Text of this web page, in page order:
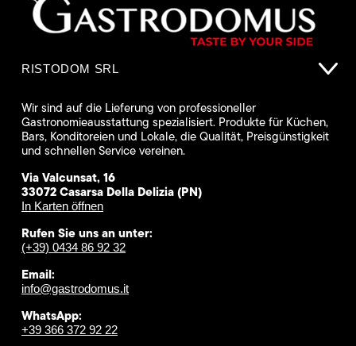
RISTODOM SRL
Wir sind auf die Lieferung von professioneller
Gastronomieausstattung spezialisiert. Produkte für Küchen,
Bars, Konditoreien und Lokale, die Qualität, Preisgünstigkeit
und schnellen Service vereinen.
Via Valcunsat, 16
33072 Casarsa Della Delizia (PN)
In Karten öffnen
Rufen Sie uns an unter:
(+39) 0434 86 92 32
Email:
info@gastrodomus.it
WhatsApp:
+39 366 372 92 22